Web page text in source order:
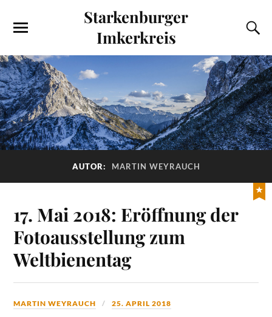
Starkenburger
Imkerkreis
AUTOR: MARTIN WEYRAUCH
17. Mai 2018: Eröffnung der
Fotoausstellung zum
Weltbienentag
MARTIN WEYRAUCH 25. APRIL 2018